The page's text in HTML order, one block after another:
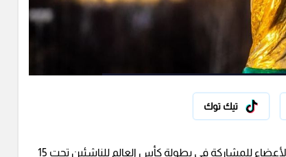
تيك توك
وجه الاتحاد الدولي لكرة القدم "فيفا" دعوات رسمية إلى الاتحادات الأعضاء للمشاركة في بطولة كأس العالم للناشئين تحت 15